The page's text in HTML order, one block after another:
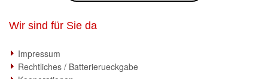
Wir sind für Sie da
Impressum
Rechtliches / Batterierueckgabe